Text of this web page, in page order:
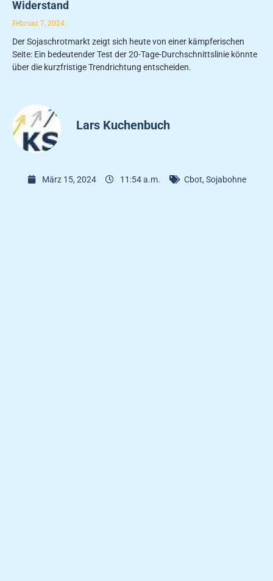
Widerstand
Februar 7, 2024
Der Sojaschrotmarkt zeigt sich heute von einer kämpferischen
Seite: Ein bedeutender Test der 20-Tage-Durchschnittslinie könnte
über die kurzfristige Trendrichtung entscheiden.
Lars Kuchenbuch
März 15, 2024 11:54 a.m. Cbot, Sojabohne